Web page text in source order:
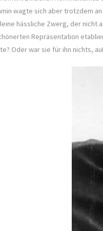
wagte sich aber trotzdem
hässliche Zwerg, der nicht
Repräsentation
Oder war sie für ihn nichts,